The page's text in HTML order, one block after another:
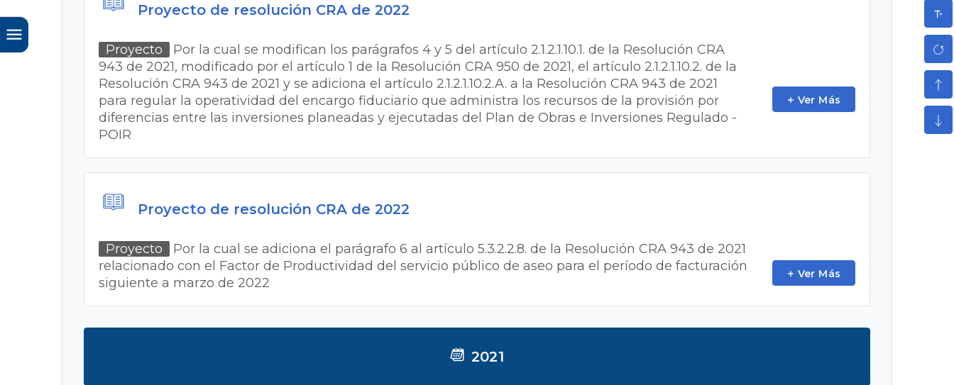
Proyecto de resolución CRA de 2022
Proyecto
Por la cual se modifican los parágrafos 4 y 5 del artículo 2.1.2.1.10.1. de la Resolución CRA
943 de 2021, modificado por el artículo 1 de la Resolución CRA 950 de 2021, el artículo 2.1.2.1.10.2. de la
Resolución CRA 943 de 2021 y se adiciona el artículo 2.1.2.1.10.2.A. a la Resolución CRA 943 de 2021
para regular la operatividad del encargo fiduciario que administra los recursos de la provisión por
diferencias entre las inversiones planeadas y ejecutadas del Plan de Obras e Inversiones Regulado -
POIR
Ver Más
Proyecto de resolución CRA de 2022
Proyecto
Por la cual se adiciona el parágrafo 6 al artículo 5.3.2.2.8. de la Resolución CRA 943 de 2021
relacionado con el Factor de Productividad del servicio público de aseo para el período de facturación
siguiente a marzo de 2022
Ver Más
2021